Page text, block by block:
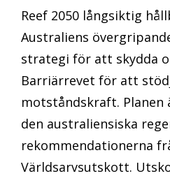
Reef 2050 långsiktig
Australiens
strategi för att skydda
Barriärrevet för att
motståndskraft. Planen
den australiensiska
rekommendationerna
Världsarvsutskott.